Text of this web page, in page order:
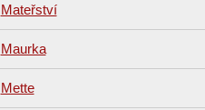
Mateřství
Maurka
Mette